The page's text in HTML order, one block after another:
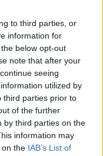
to third parties, or
information for
below opt-out
note that after your
seeing
utilized by
third parties prior to
of the further
by third parties on the
information may
on the IAB’s List of